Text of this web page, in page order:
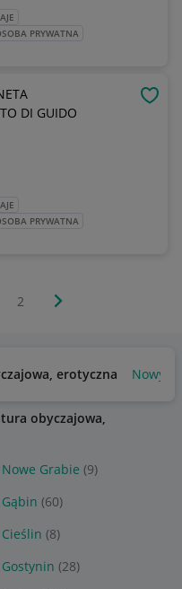
PRYWATNA
DI GUIDO
PRYWATNA
2 Następna strona
erotyczna Nowy
obyczajowa,
Grabie (9)
(60)
(8)
(28)